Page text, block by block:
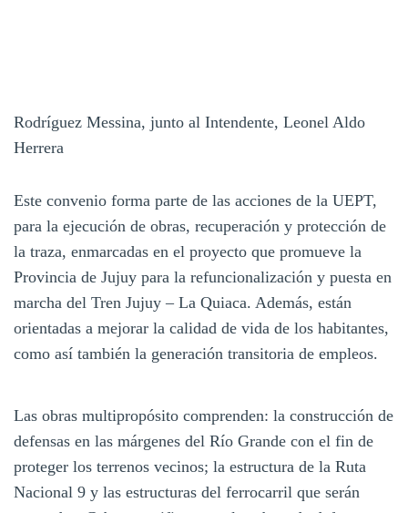
Rodríguez Messina, junto al Intendente, Leonel Aldo
Herrera
Este convenio forma parte de las acciones de la UEPT,
para la ejecución de obras, recuperación y protección de
la traza, enmarcadas en el proyecto que promueve la
Provincia de Jujuy para la refuncionalización y puesta en
marcha del Tren Jujuy – La Quiaca. Además, están
orientadas a mejorar la calidad de vida de los habitantes,
como así también la generación transitoria de empleos.
Las obras multipropósito comprenden: la construcción de
defensas en las márgenes del Río Grande con el fin de
proteger los terrenos vecinos; la estructura de la Ruta
Nacional 9 y las estructuras del ferrocarril que serán